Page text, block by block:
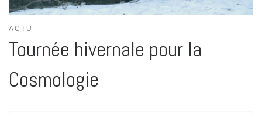
ACTU
Tournée hivernale pour la
Cosmologie